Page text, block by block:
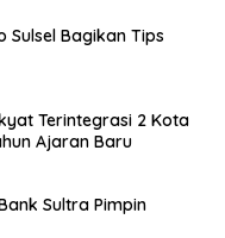
Sulsel Bagikan Tips
Terintegrasi 2 Kota
Ajaran Baru
Sultra Pimpin